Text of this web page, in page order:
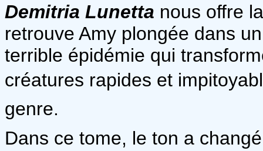
Demitria Lunetta nous offre
retrouve Amy plongée dans
terrible épidémie qui
créatures rapides et
genre.
Dans ce tome, le ton a